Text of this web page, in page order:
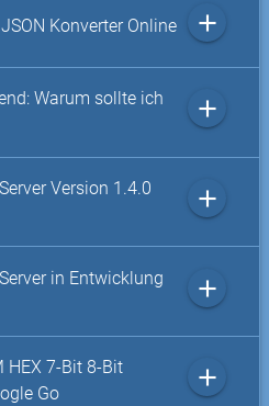
Konverter Online add
Warum sollte ich
add
Version 1.4.0
add
in Entwicklung
add
HEX 7-Bit 8-Bit
Go
add